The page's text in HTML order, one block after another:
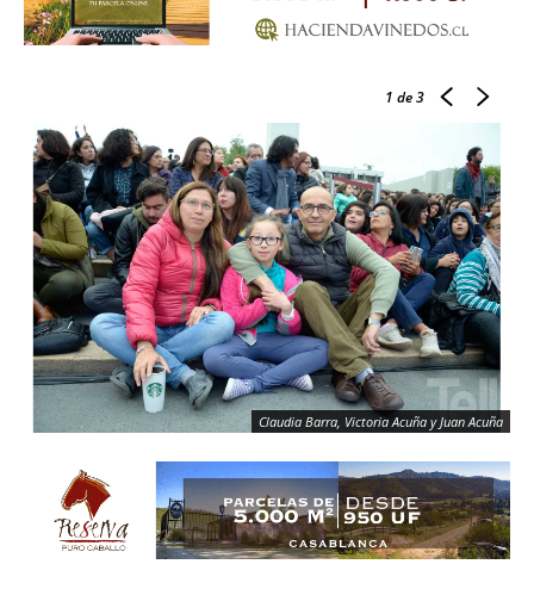
1 de 3
Claudia Barra, Victoria Acuña y Juan Acuña